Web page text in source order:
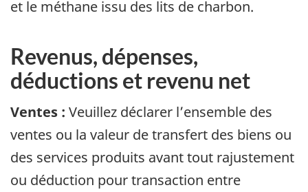
et le méthane issu des lits de charbon.
Revenus, dépenses,
déductions et revenu net
Ventes : Veuillez déclarer l’ensemble des
ventes ou la valeur de transfert des biens ou
des services produits avant tout rajustement
ou déduction pour transaction entre